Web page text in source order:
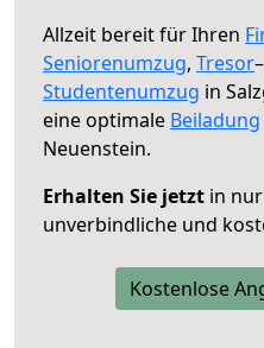
Allzeit bereit für Ihren
Seniorenumzug, Tresor
Studentenumzug in
eine optimale Beiladung
Neuenstein.
Erhalten Sie jetzt in
unverbindliche und
Kostenlose